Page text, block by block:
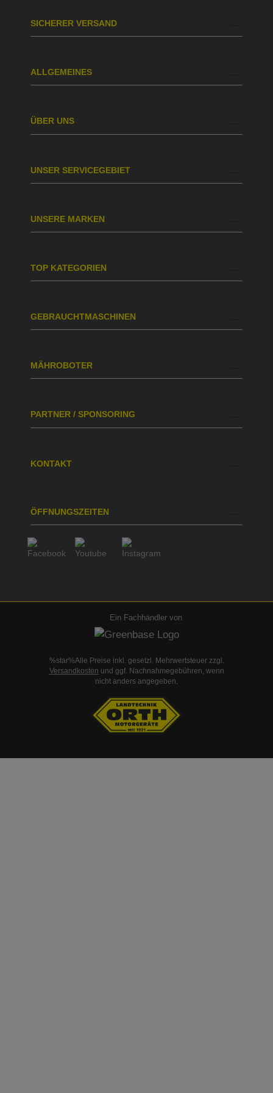
SICHERER VERSAND
ALLGEMEINES
ÜBER UNS
UNSER SERVICEGEBIET
UNSERE MARKEN
TOP KATEGORIEN
GEBRAUCHTMASCHINEN
MÄHROBOTER
PARTNER / SPONSORING
KONTAKT
ÖFFNUNGSZEITEN
Ein Fachhändler von
%star%Alle Preise inkl. gesetzl. Mehrwertsteuer zzgl.
Versandkosten und ggf. Nachnahmegebühren, wenn
nicht anders angegeben.